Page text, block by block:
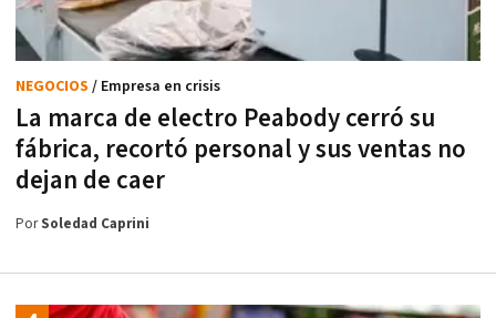
La marca de electro Peabody cerró su
fábrica, recortó personal y sus ventas no
dejan de caer
NEGOCIOS / Empresa en crisis
PorSoledad Caprini